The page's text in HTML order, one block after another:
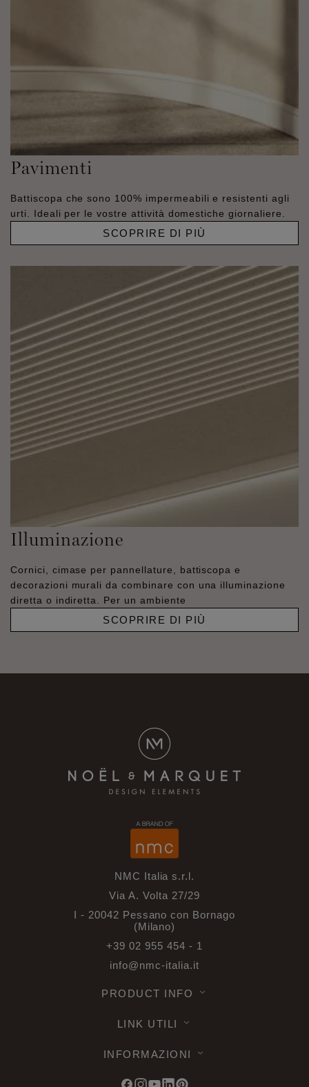
Pavimenti
Battiscopa che sono 100% impermeabili e resistenti agli
urti. Ideali per le vostre attività domestiche giornaliere.
SCOPRIRE DI PIÙ
Illuminazione
Cornici, cimase per pannellature, battiscopa e
decorazioni murali da combinare con una illuminazione
diretta o indiretta. Per un ambiente
SCOPRIRE DI PIÙ
NMC Italia s.r.l.
Via A. Volta 27/29
I - 20042 Pessano con Bornago
(Milano)
+39 02 955 454 - 1
info@nmc-italia.it
PRODUCT INFO
LINK UTILI
INFORMAZIONI